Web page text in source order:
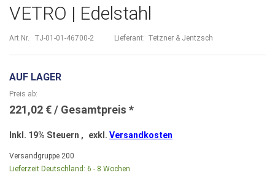
der
Bildergalerie
springen
VETRO | Edelstahl
Art.Nr. TJ-01-01-46700-2 Lieferant: Tetzner & Jentzsch
AUF LAGER
Preis ab
221,02 €
Inkl. 19% Steuern , exkl. Versandkosten
Versandgruppe 200
Lieferzeit Deutschland: 6 - 8 Wochen